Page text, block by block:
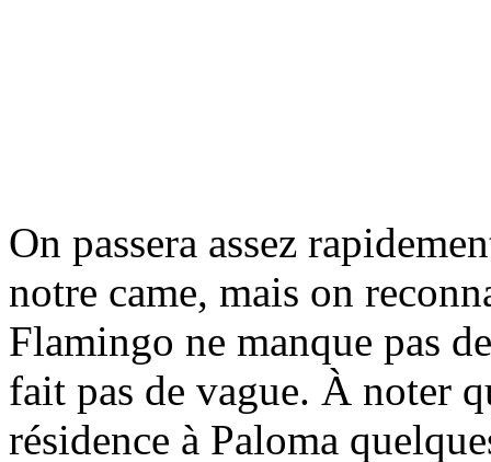
On passera assez
notre came, mais on
Flamingo ne manque pas
fait pas de vague. À noter
résidence à Paloma